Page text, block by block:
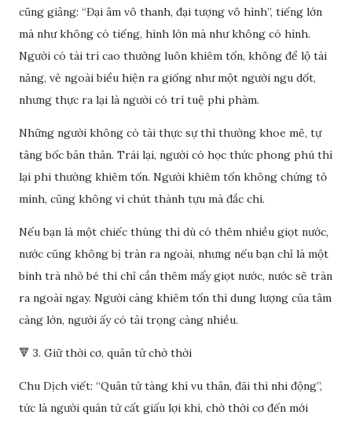
cũng giảng: “Đại âm vô thanh, đại tượng vô hình”, tiếng lớn
mà như không có tiếng, hình lớn mà như không có hình.
Người có tài trí cao thường luôn khiêm tốn, không để lộ tài
năng, vẻ ngoài biểu hiện ra giống như một người ngu dốt,
nhưng thực ra lại là người có trí tuệ phi phàm.
Những người không có tài thực sự thì thường khoe mẽ, tự
tâng bốc bản thân. Trái lại, người có học thức phong phú thì
lại phi thường khiêm tốn. Người khiêm tốn không chứng tỏ
mình, cũng không vì chút thành tựu mà đắc chí.
Nếu bạn là một chiếc thùng thì dù có thêm nhiều giọt nước,
nước cũng không bị tràn ra ngoài, nhưng nếu bạn chỉ là một
bình trà nhỏ bé thì chỉ cần thêm mấy giọt nước, nước sẽ tràn
ra ngoài ngay. Người càng khiêm tốn thì dung lượng của tâm
càng lớn, người ấy có tải trọng càng nhiều.
🔻 3. Giữ thời cơ, quân tử chờ thời
Chu Dịch viết: “Quân tử tàng khí vu thân, đãi thì nhi động”,
tức là người quân tử cất giấu lợi khí, chờ thời cơ đến mới